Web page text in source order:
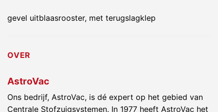
gevel uitblaasrooster, met terugslagklep
OVER
AstroVac
Ons bedrijf, AstroVac, is dé expert op het gebied van
Centrale Stofzuigsystemen. In 1977 heeft AstroVac het